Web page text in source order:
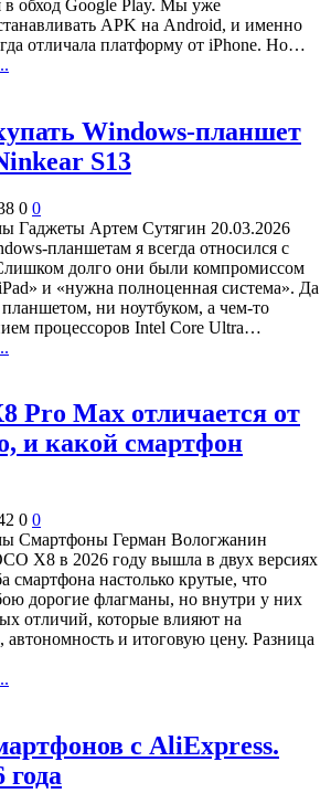
в обход Google Play. Мы уже
APK на Android, и именно
отличала платформу от iPhone. Но…
Windows-планшет
S13
0 0
Гаджеты Артем Сутягин 20.03.2026
планшетам я всегда относился с
долго они были компромиссом
и «нужна полноценная система». Да
ни ноутбуком, а чем-то
процессоров Intel Core Ultra…
Pro Max отличается от
и какой смартфон
0 0
Смартфоны Герман Вологжанин
X8 в 2026 году вышла в двух версиях
настолько крутые, что
дорогие флагманы, но внутри у них
отличий, которые влияют на
автономность и итоговую цену. Разница
с AliExpress.
года